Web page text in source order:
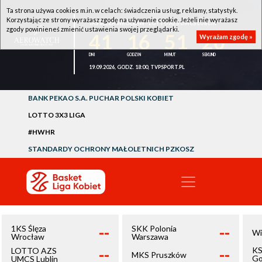
1KS ŚLĘZA WROCŁAW - LOTTO AZS UMCS LUBLIN
20
19.09.2026, GODZ. 18:00, TVPSPORT.PL
BANK PEKAO S.A. PUCHAR POLSKI KOBIET
LOTTO 3X3 LIGA
#HWHR
STANDARDY OCHRONY MAŁOLETNICH PZKOSZ
1KS Ślęza
Wrocław
--
LOTTO AZS
UMCS Lublin
--
SKK Polonia
Warszawa
--
MKS Pruszków --
Ta strona używa cookies m.in. w celach: świadczenia usług, reklamy, statystyk.
Korzystając ze strony wyrażasz zgodę na używanie cookie. Jeżeli nie wyrażasz
zgody powinieneś zmienić ustawienia swojej przeglądarki.
Wyrażam zgodę »